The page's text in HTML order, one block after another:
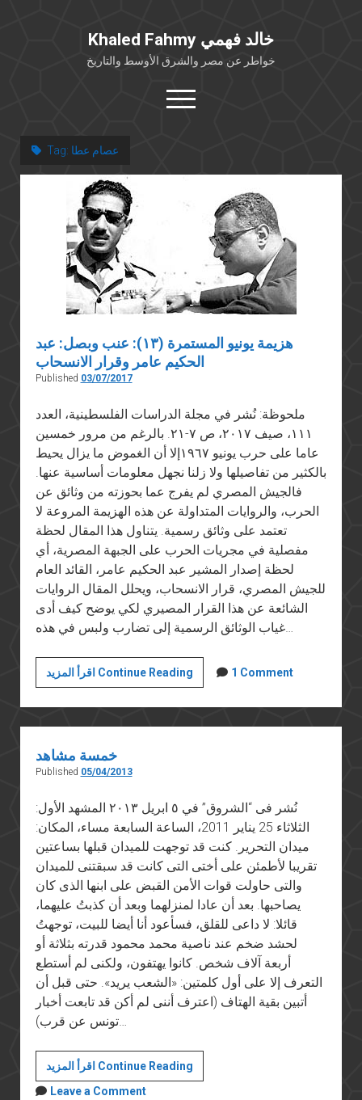
Khaled Fahmy خالد فهمي
خواطر عن مصر والشرق الأوسط والتاريخ
open
menu
كتابات أكاديمية
مقالات صحافية
بوستات من فيسبوك
مقابلات في الإعلام
Languages
Tag: عصام عطا
هزيمة يونيو المستمرة (١٣): عنب وبصل: عبد
الحكيم عامر وقرار الانسحاب
Published 03/07/2017
ملحوظة: نُشر في مجلة الدراسات الفلسطينية، العدد
١١١، صيف ٢٠١٧، ص ٧-٢١. بالرغم من مرور خمسين
عاما على حرب يونيو ١٩٦٧إلا أن الغموض ما يزال يحيط
بالكثير من تفاصيلها ولا زلنا نجهل معلومات أساسية عنها.
فالجيش المصري لم يفرج عما بحوزته من وثائق عن
الحرب، والروايات المتداولة عن هذه الهزيمة المروعة لا
تعتمد على وثائق رسمية. يتناول هذا المقال لحظة
مفصلية في مجريات الحرب على الجبهة المصرية، أي
لحظة إصدار المشير عبد الحكيم عامر، القائد العام
للجيش المصري، قرار الانسحاب، ويحلل المقال الروايات
الشائعة عن هذا القرار المصيري لكي يوضح كيف أدى
غياب الوثائق الرسمية إلى تضارب ولبس في هذه…
اقرأ المزيد Continue Readingهزيمة
يونيو
المستمرة
(١٣):
الحكيم
عامر
وقرار
الانسحاب
1 Comment
خمسة مشاهد
Published 05/04/2013
نُشر فى “الشروق” في ٥ ابريل ٢٠١٣ المشهد الأول:
الثلاثاء 25 يناير 2011، الساعة السابعة مساء، المكان:
ميدان التحرير. كنت قد توجهت للميدان قبلها بساعتين
تقريبا لأطمئن على أختى التى كانت قد سبقتنى للميدان
والتى حاولت قوات الأمن القبض على ابنها الذى كان
يصاحبها. بعد أن عادا لمنزلهما وبعد أن كذبتُ عليهما،
قائلا: لا داعى للقلق، فسأعود أنا أيضا للبيت، توجهتُ
لحشد ضخم عند ناصية محمد محمود قدرته بثلاثة أو
أربعة آلاف شخص. كانوا يهتفون، ولكنى لم أستطع
التعرف إلا على أول كلمتين: «الشعب يريد». حتى قبل أن
أتبين بقية الهتاف (اعترف أننى لم أكن قد تابعت أخبار
تونس عن قرب)…
اقرأ المزيد Continue Readingخمسة
مشاهد
Leave a Comment